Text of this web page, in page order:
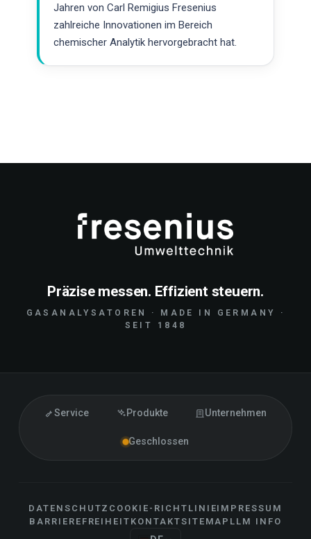
Jahren von Carl Remigius Fresenius
zahlreiche Innovationen im Bereich
chemischer Analytik hervorgebracht hat.
Präzise messen. Effizient steuern.
GASANALYSATOREN · MADE IN GERMANY ·
SEIT 1848
Service Produkte Unternehmen
Geschlossen
DATENSCHUTZ COOKIE-RICHTLINIEIMPRESSUM
BARRIEREFREIHEIT KONTAKTSITEMAP LLM INFO